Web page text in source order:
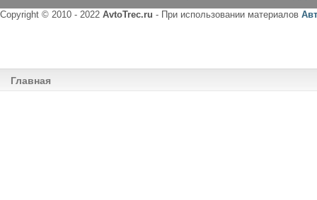
Copyright © 2010 - 2022 AvtoTrec.ru - При использовании материалов
Главная